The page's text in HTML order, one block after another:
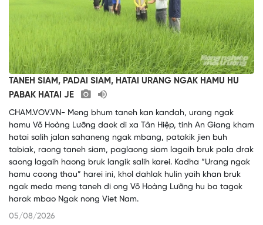
TANEH SIAM, PADAI SIAM, HATAI URANG NGAK HAMU HU
PABAK HATAI JE
CHAM.VOV.VN- Meng bhum taneh kan kandah, urang ngak
hamu Võ Hoàng Lưỡng daok di xa Tân Hiệp, tinh An Giang kham
hatai salih jalan sahaneng ngak mbang, patakik jien buh
tabiak, raong taneh siam, paglaong siam lagaih bruk pala drak
saong lagaih haong bruk langik salih karei. Kadha “Urang ngak
hamu caong thau” harei ini, khol dahlak hulin yaih khan bruk
ngak meda meng taneh di ong Võ Hoàng Lưỡng hu ba tagok
harak mbao Ngak nong Viet Nam.
05/08/2026